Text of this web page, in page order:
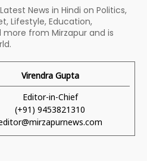
News in Hindi on Politics,
Lifestyle, Education,
from Mirzapur and is
Virendra Gupta
Editor-in-Chief
(+91) 9453821310